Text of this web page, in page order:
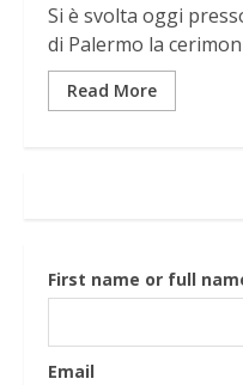
Si è svolta oggi
di Palermo la
Read More
First name or full
Email